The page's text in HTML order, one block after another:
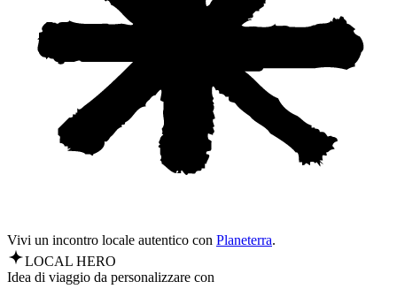
Vivi un incontro locale autentico con Planeterra.
LOCAL HERO
Idea di viaggio da personalizzare con